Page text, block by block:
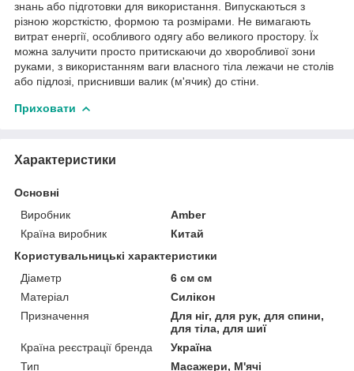
знань або підготовки для використання. Випускаються з
різною жорсткістю, формою та розмірами. Не вимагають
витрат енергії, особливого одягу або великого простору. Їх
можна залучити просто притискаючи до хворобливої зони
руками, з використанням ваги власного тіла лежачи не столів
або підлозі, приснивши валик (м'ячик) до стіни.
Приховати
Характеристики
Основні
Виробник
Amber
Країна виробник
Китай
Користувальницькі характеристики
Діаметр
6 см см
Матеріал
Силікон
Призначення
Для ніг, для рук, для спини,
для тіла, для шиї
Країна реєстрації бренда
Україна
Тип
Масажери, М'ячі